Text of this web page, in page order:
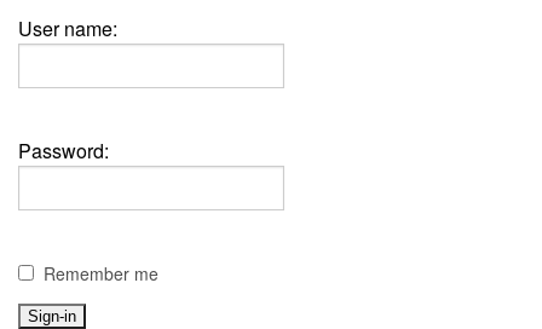
User name:
Password:
Remember me